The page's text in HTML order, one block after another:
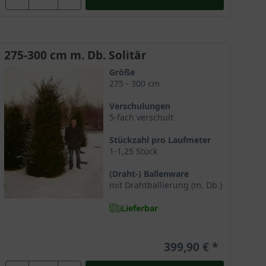
Staunässe. Beide Extreme sind nicht förderlich für
die Pflegeempfehlungen und Sie werden Ihre
werden sollten, damit Ihre Heckenpflanze sich
Infos erfahren können. Lesen Sie zum Beispiel:
wert! Weitere Fragen werden in unseren
herbstlichen Regenschauer bieten genügend
275-300 cm m. Db. Solitär
Größe
275 - 300 cm
Verschulungen
5-fach verschult
Stückzahl pro Laufmeter
1-1,25 Stück
(Draht-) Ballenware
mit Drahtballierung (m. Db.)
Lieferbar
399,90 €